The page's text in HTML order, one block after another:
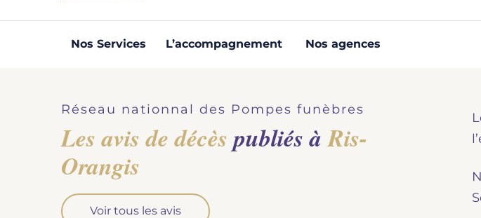
Nos Services L’accompagnement Nos agences
Demandez votre devis pour l'organisation
d'obsèques, nos équipe s'engage à vous
répondre dans les meilleurs délais.
Demander un devis obsèques
soulager vos proches
cérémonie. Nous vous
Demander un
Réseau nationnal des Pompes funèbres
Les avis de décèspubliés àRis-
Orangis
Voir tous les avis